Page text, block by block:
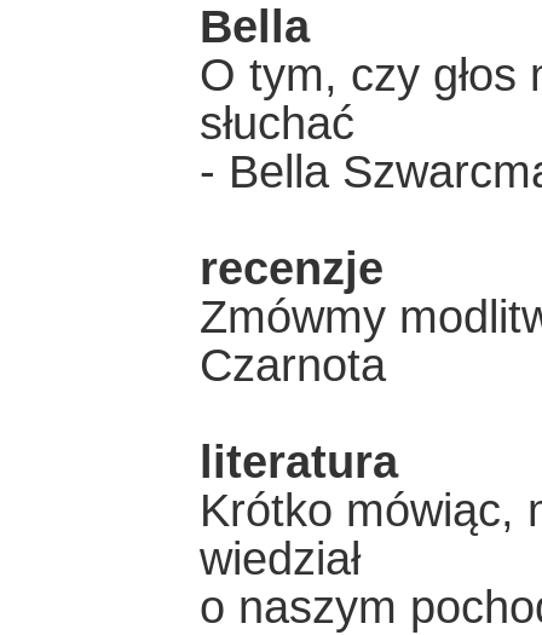
Bella
O tym, czy
słuchać
- Bella
recenzje
Zmówmy
Czarnota
literatura
Krótko mówiąc,
wiedział
o naszym